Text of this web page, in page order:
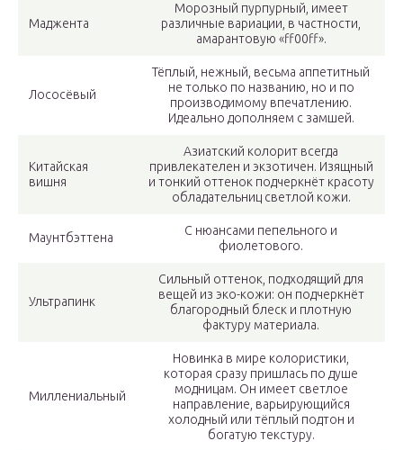
Маджента
Морозный пурпурный, имеет
различные вариации, в частности,
амарантовую «ff00ff».
Лососёвый
Тёплый, нежный, весьма аппетитный
не только по названию, но и по
производимому впечатлению.
Идеально дополняем с замшей.
Китайская
вишня
Азиатский колорит всегда
привлекателен и экзотичен. Изящный
и тонкий оттенок подчеркнёт красоту
обладательниц светлой кожи.
Маунтбэттена
С нюансами пепельного и
фиолетового.
Ультрапинк
Сильный оттенок, подходящий для
вещей из эко-кожи: он подчеркнёт
благородный блеск и плотную
фактуру материала.
Миллениальный
Новинка в мире колористики,
которая сразу пришлась по душе
модницам. Он имеет светлое
направление, варьирующийся
холодный или тёплый подтон и
богатую текстуру.